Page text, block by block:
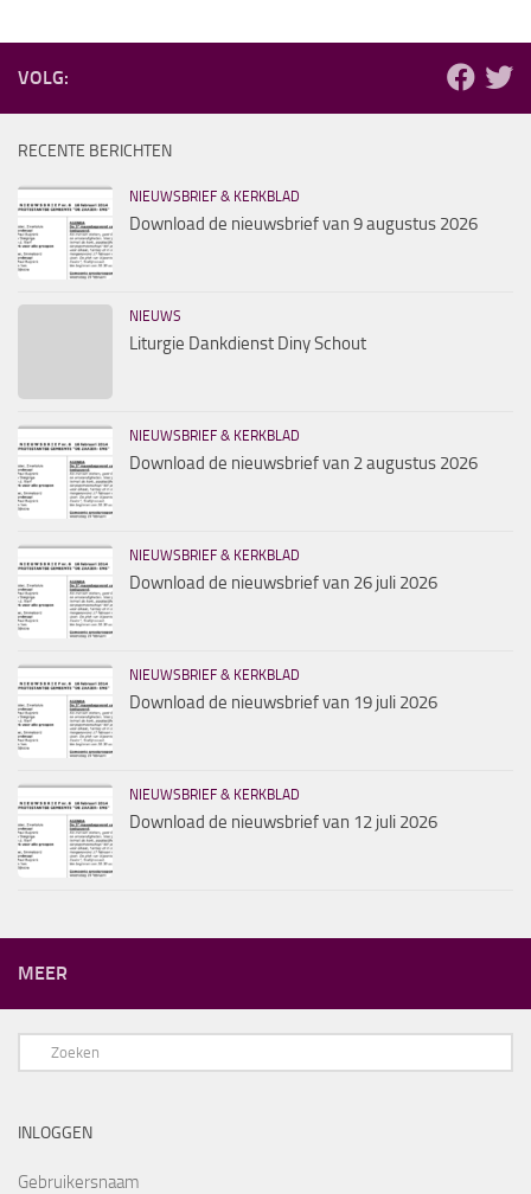
VOLG:
RECENTE BERICHTEN
NIEUWSBRIEF & KERKBLAD
Download de nieuwsbrief van 9 augustus 2026
NIEUWS
Liturgie Dankdienst Diny Schout
NIEUWSBRIEF & KERKBLAD
Download de nieuwsbrief van 2 augustus 2026
NIEUWSBRIEF & KERKBLAD
Download de nieuwsbrief van 26 juli 2026
NIEUWSBRIEF & KERKBLAD
Download de nieuwsbrief van 19 juli 2026
NIEUWSBRIEF & KERKBLAD
Download de nieuwsbrief van 12 juli 2026
MEER
INLOGGEN
Gebruikersnaam